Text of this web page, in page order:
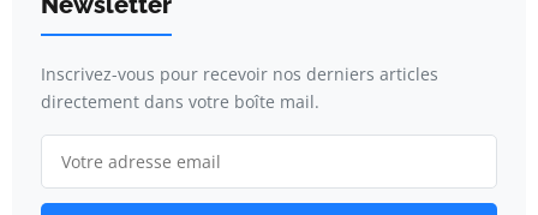
Inscrivez-vous pour recevoir nos derniers articles
directement dans votre boîte mail.